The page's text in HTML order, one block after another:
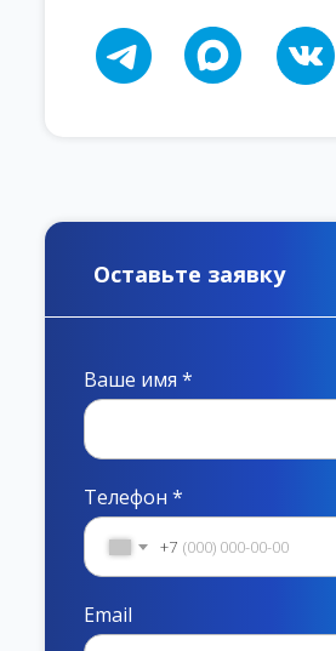
Оставьте заявку
Ваше имя *
Телефон *
+7
Email